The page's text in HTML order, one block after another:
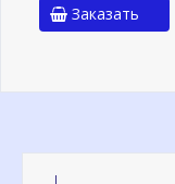
Заказать